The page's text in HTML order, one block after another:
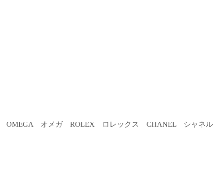
OMEGA オメガ ROLEX ロレックス CHANEL シャネル